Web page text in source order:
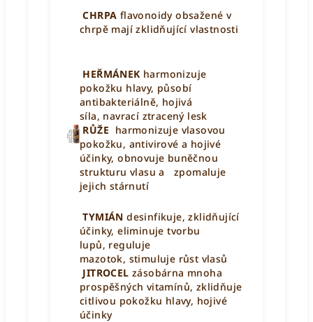
CHRPA flavonoidy obsažené v
chrpě mají zklidňující vlastnosti
HEŘMÁNEK harmonizuje
pokožku hlavy, působí
antibakteriálně, hojivá
síla, navrací ztracený lesk
RŮŽE harmonizuje vlasovou
pokožku, antivirové a hojivé
účinky,obnovuje buněčnou
strukturu vlasu a zpomaluje
jejich stárnutí
TYMIÁN desinfikuje,zklidňující
účinky,eliminuje tvorbu
lupů, reguluje
mazotok, stimuluje růst vlasů
JITROCEL zásobárna mnoha
prospěšných vitamínů, zklidňuje
citlivou pokožku hlavy, hojivé
účinky